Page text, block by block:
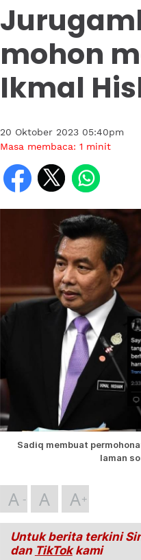
mohon
Ikmal
20 Oktober 2023 05:40pm
Masa membaca: 1 minit
Sadiq membuat
laman
A A A
Untuk berita terkini
dan TikTokkami